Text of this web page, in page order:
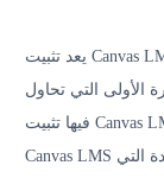
يعد تثبيت Canvas LMS أمرًا سهلاً إذا قمت بذلك من قبل. ولكن للمرة
الأولى التي تحاول
فيها تثبيت Canvas LMS، فأنت بالتأكيد بحاجة إلى قراءة دليل تثبيت
Canvas LMS هذا. ستجد في الداخل الكثير من النصائح المفيدة التي